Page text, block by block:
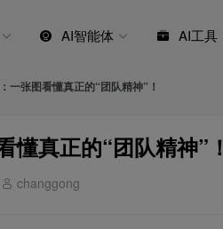
AI智能体 AI工具
一张图看懂真正的“团队精神”！
懂真正的“团队精神”！
changgong